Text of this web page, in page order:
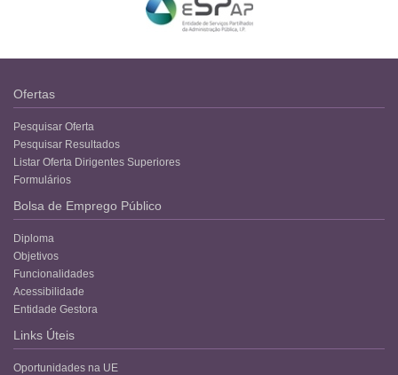
Ofertas
Pesquisar Oferta
Pesquisar Resultados
Listar Oferta Dirigentes Superiores
Formulários
Bolsa de Emprego Público
Diploma
Objetivos
Funcionalidades
Acessibilidade
Entidade Gestora
Links Úteis
Oportunidades na UE